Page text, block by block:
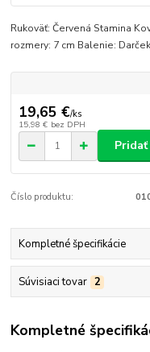
Rukoväť: Červená Stamina
rozmery: 7 cm Balenie:
19,65 €/ks
15,98 € bez DPH
Číslo produktu:
Kompletné špecifikácie
Súvisiaci tovar 2
Kompletné